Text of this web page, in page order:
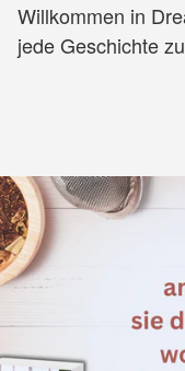
Willkommen in
jede Geschichte